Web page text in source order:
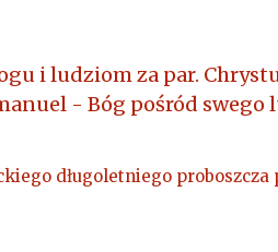
i ludziom za par.
- Bóg pośród swego
długoletniego